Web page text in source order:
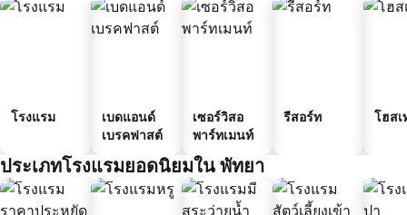
โรงแรม
เบดแอนด์
เบรคฟาสต์
เซอร์วิสอ
พาร์ทเมนท์
รีสอร์ท โฮสเ
ประเภทโรงแรมยอดนิยมใน พัทยา